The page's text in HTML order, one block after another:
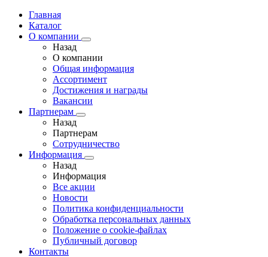
Главная
Каталог
О компании
Назад
О компании
Общая информация
Ассортимент
Достижения и награды
Вакансии
Партнерам
Назад
Партнерам
Сотрудничество
Информация
Назад
Информация
Все акции
Новости
Политика конфиденциальности
Обработка персональных данных
Положение о cookie-файлах
Публичный договор
Контакты